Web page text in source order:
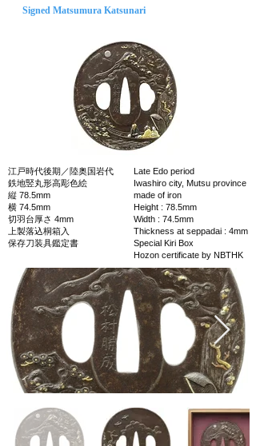
Signed Matsumura Katsunari
江戸時代後期／陸奥国岩代
鉄地竪丸形高彫色絵
縦 78.5mm
横 74.5mm
切羽台厚さ 4mm
上製落込桐箱入
保存刀装具鑑定書
Late Edo period
Iwashiro city, Mutsu province
made of iron
Height : 78.5mm
Width : 74.5mm
Thickness at seppadai : 4mm
Special Kiri Box
Hozon certificate by NBTHK